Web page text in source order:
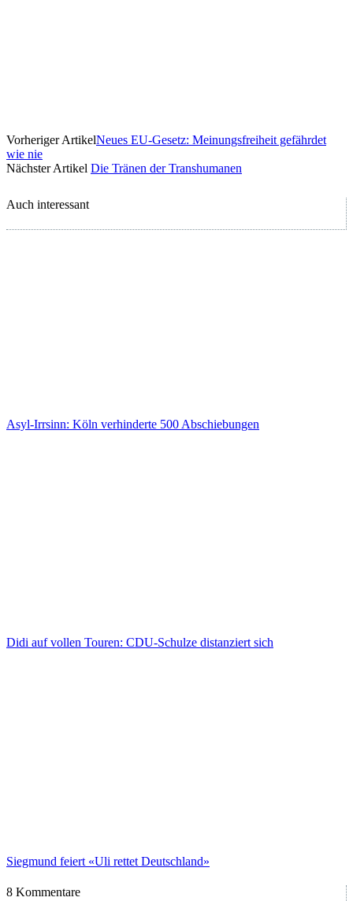
Vorheriger ArtikelNeues EU-Gesetz: Meinungsfreiheit gefährdet
wie nie
Nächster Artikel Die Tränen der Transhumanen
Auch interessant
Asyl-Irrsinn: Köln verhinderte 500 Abschiebungen
Didi auf vollen Touren: CDU-Schulze distanziert sich
Siegmund feiert «Uli rettet Deutschland»
8 Kommentare